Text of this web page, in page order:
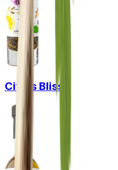
Citrus Bliss